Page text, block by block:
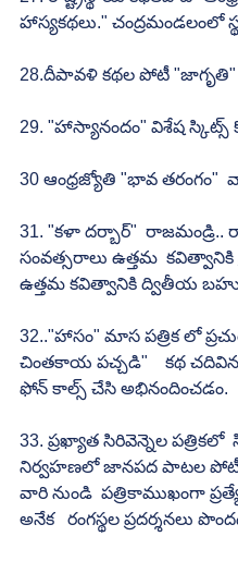
హాస్యకథలు." చంద్రమండలంలో
28.దీపావళి కథల పోటీ "జాగృతి"
29. "హాస్యానందం" విశేష స్కిట్స్
30 ఆంధ్రజ్యోతి "భావ తరంగం"
31. "కళా దర్బార్"  రాజమండ్రి..
సంవత్సరాలు ఉత్తమ
ఉత్తమ కవిత్వానికి ద్వితీయ
32.."హాసం" మాస పత్రిక లో
చింతకాయ పచ్చడి"    కథ
ఫోన్ కాల్స్ చేసి అభినందించడం.
33. ప్రఖ్యాత సిరివెన్నెల పత్రికలో
నిర్వహణలో జానపద పాటల
వారి నుండి  పత్రికాముఖంగా
అనేక   రంగస్థల ప్రదర్శనలు